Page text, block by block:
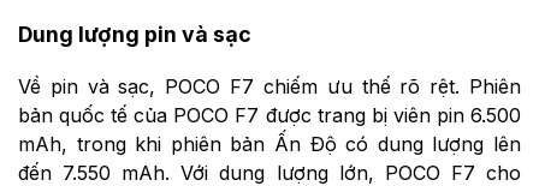
Dung lượng pin và sạc
Về pin và sạc, POCO F7 chiếm ưu thế rõ rệt. Phiên
bản quốc tế của POCO F7 được trang bị viên pin 6.500
mAh, trong khi phiên bản Ấn Độ có dung lượng lên
đến 7.550 mAh. Với dung lượng lớn, POCO F7 cho